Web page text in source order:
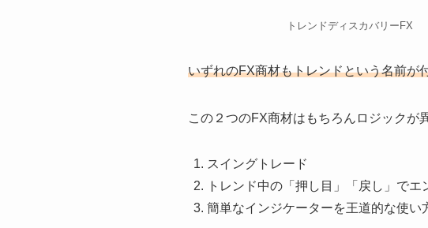
トレンドディスカバリーFX
いずれのFX商材もトレンドという名前が
この２つのFX商材はもちろんロジックが
スイングトレード
トレンド中の「押し目」「戻し」でエ
簡単なインジケーターを王道的な使い